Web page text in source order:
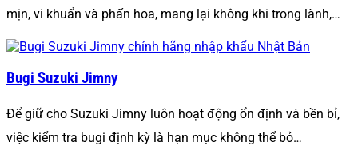
mịn, vi khuẩn và phấn hoa, mang lại không khi trong lành,…
Bugi Suzuki Jimny
Để giữ cho Suzuki Jimny luôn hoạt động ổn định và bền bỉ,
việc kiểm tra bugi định kỳ là hạn mục không thể bỏ…